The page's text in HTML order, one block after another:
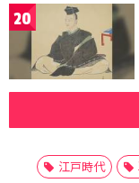
20
江戸時代